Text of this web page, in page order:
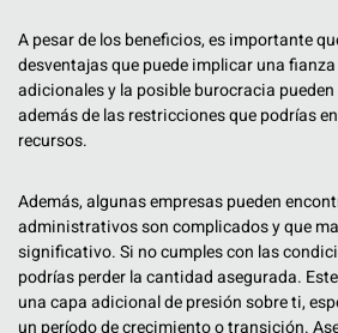
A pesar de los beneficios, es importante
desventajas que puede implicar una
adicionales y la posible burocracia
además de las restricciones que podrías
recursos.
Además, algunas empresas pueden
administrativos son complicados y que
significativo. Si no cumples con las
podrías perder la cantidad asegurada.
una capa adicional de presión sobre ti,
un período de crecimiento o transición.